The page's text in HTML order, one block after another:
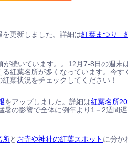
更新しました。詳細は紅葉まつり
続いています。。12月7-8日の週末
紅葉名所が多くなっています。今す
紅葉状況をチェックしてください！
をアップしました。詳細は紅葉名所
暑の影響で全体に例年より1－2週間
所と お寺や神社の紅葉スポット に分か